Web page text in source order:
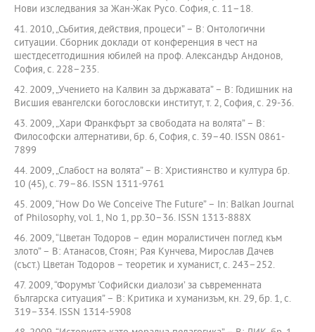
Нови изследвания за Жан-Жак Русо. София, с. 11–18.
41. 2010, „Събития, действия, процеси” – В: Онтологични
ситуации. Сборник доклади от конференция в чест на
шестдесетгодишния юбилей на проф. Александър Андонов,
София, с. 228–235.
42. 2009, „Учението на Калвин за държавата” – В: Годишник на
Висшия евангелски богословски институт, т. 2, София, с. 29-36.
43. 2009, „Хари Франкфърт за свободата на волята” – В:
Философски алтернативи, бр. 6, София, с. 39–40. ISSN 0861-
7899
44. 2009, „Слабост на волята” – В: Християнство и култура бр.
10 (45), с. 79–86. ISSN 1311-9761
45. 2009, “How Do We Conceive The Future” – In: Balkan Journal
of Philosophy, vol. 1, No 1, pp.30–36. ISSN 1313-888X
46. 2009, “Цветан Тодоров – един моралистичен поглед към
злото” – В: Атанасов, Стоян; Рая Кунчева, Мирослав Дачев
(съст.) Цветан Тодоров – теоретик и хуманист, с. 243–252.
47. 2009, “Форумът ‘Софийски диалози’ за съвременната
българска ситуация” – В: Критика и хуманизъм, кн. 29, бр. 1, с.
319–334. ISSN 1314-5908